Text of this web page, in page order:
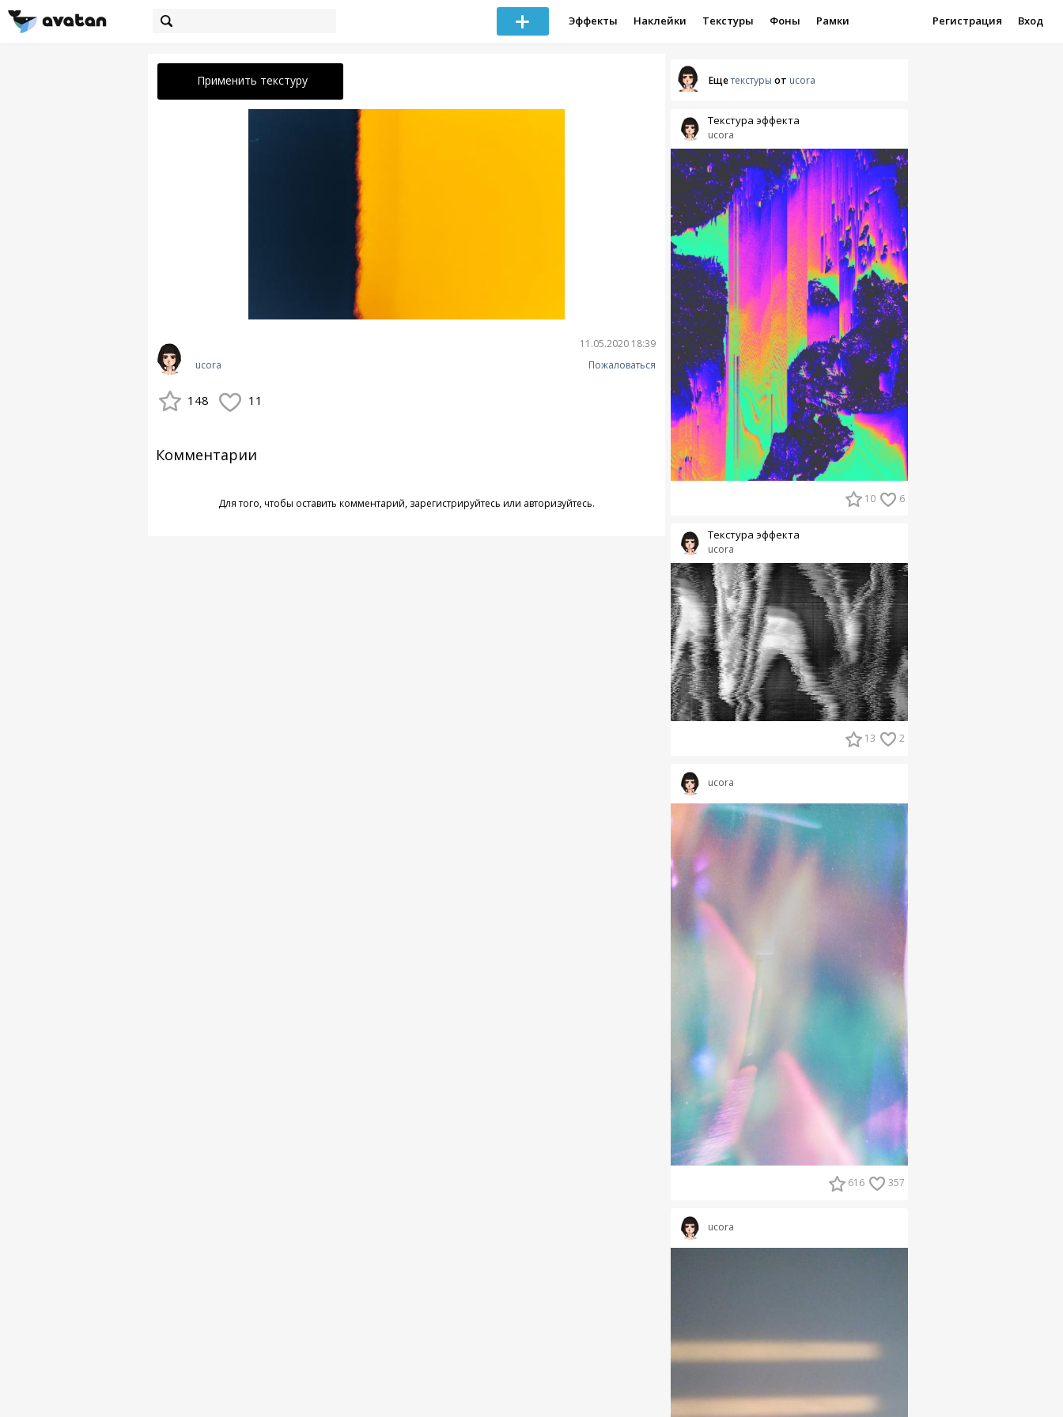
Эффекты Наклейки Текстуры Фоны Рамки Регистрация Вход
Применить текстуру
ucora
11.05.2020 18:39
Пожаловаться
148 11
Комментарии
Для того, чтобы оставить комментарий, зарегистрируйтесь или авторизуйтесь.
Ещетекстуры от ucora
ucora
Текстура эффекта
10 6
ucora
Текстура эффекта
13 2
ucora
616 357
ucora